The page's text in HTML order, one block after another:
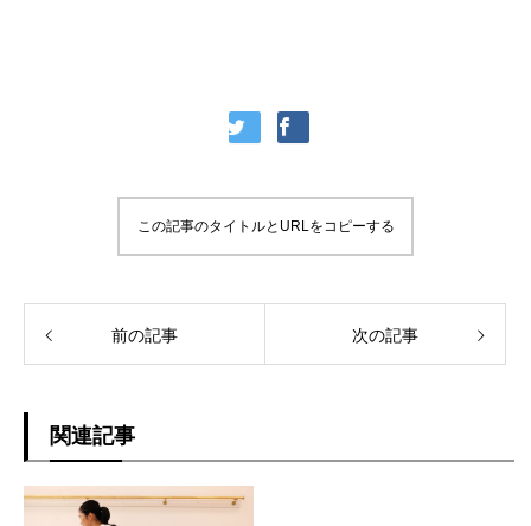
この記事のタイトルとURLをコピーする
前の記事 次の記事
関連記事